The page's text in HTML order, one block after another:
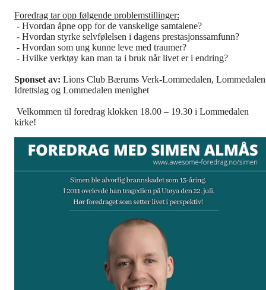
Foredrag tar opp følgende problemstillinger:
- Hvordan åpne opp for de vanskelige samtalene?
- Hvordan styrke selvfølelsen i dagens prestasjonssamfunn?
- Hvordan som ung kunne leve med traumer?
- Hvilke verktøy kan man ta i bruk når livet er i endring?
Sponset av: Lions Club Bærums Verk-Lommedalen, Lommedalen
Idrettslag og Lommedalen menighet
Velkommen til foredrag klokken 18.00 – 19.30 i Lommedalen
kirke!